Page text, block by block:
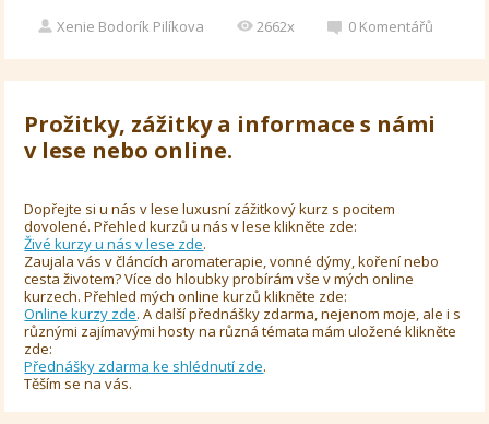
Xenie Bodorík Pilíkova 2662x 0 Komentářů
Prožitky, zážitky a informace s námi
v lese nebo online.
Dopřejte si u nás v lese luxusní zážitkový kurz s pocitem
dovolené. Přehled kurzů u nás v lese klikněte zde:
Živé kurzy u nás v lese zde.
Zaujala vás v článcích aromaterapie, vonné dýmy, koření nebo
cesta životem? Více do hloubky probírám vše v mých online
kurzech. Přehled mých online kurzů klikněte zde:
Online kurzy zde. A další přednášky zdarma, nejenom moje, ale i s
různými zajímavými hosty na různá témata mám uložené klikněte
zde:
Přednášky zdarma ke shlédnutí zde.
Těším se na vás.